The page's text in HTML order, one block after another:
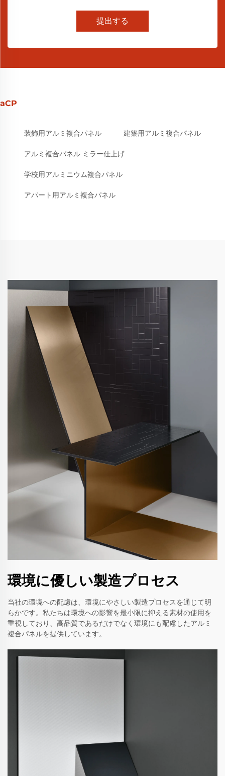
提出する
aCP
装飾用アルミ複合パネル 建築用アルミ複合パネル
アルミ複合パネル ミラー仕上げ
学校用アルミニウム複合パネル
アパート用アルミ複合パネル
環境に優しい製造プロセス
当社の環境への配慮は、環境にやさしい製造プロセスを通じて明
らかです。私たちは環境への影響を最小限に抑える素材の使用を
重視しており、高品質であるだけでなく環境にも配慮したアルミ
複合パネルを提供しています。